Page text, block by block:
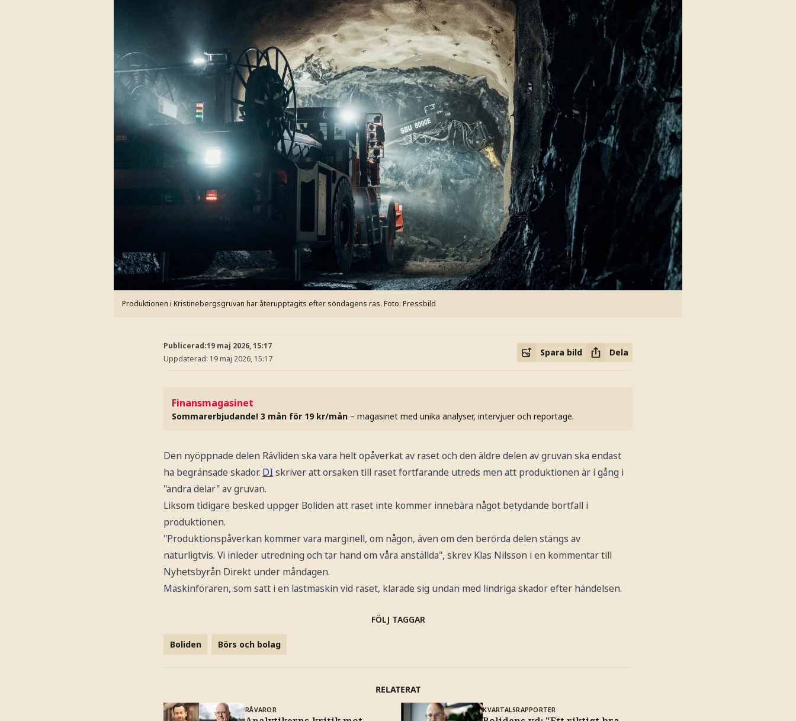
Produktionen i Kristinebergsgruvan har återupptagits efter söndagens ras. Foto: Pressbild
Publicerad:19 maj 2026, 15:17
Uppdaterad: 19 maj 2026, 15:17
Spara bild Dela
Finansmagasinet
Sommarerbjudande! 3 mån för 19 kr/mån – magasinet med unika analyser, intervjuer och reportage.
Den nyöppnade delen Rävliden ska vara helt opåverkat av raset och den äldre delen av gruvan ska endast
ha begränsade skador. DI skriver att orsaken till raset fortfarande utreds men att produktionen är i gång i
"andra delar" av gruvan.
Liksom tidigare besked uppger Boliden att raset inte kommer innebära något betydande bortfall i
produktionen.
"Produktionspåverkan kommer vara marginell, om någon, även om den berörda delen stängs av
naturligtvis. Vi inleder utredning och tar hand om våra anställda", skrev Klas Nilsson i en kommentar till
Nyhetsbyrån Direkt under måndagen.
Maskinföraren, som satt i en lastmaskin vid raset, klarade sig undan med lindriga skador efter händelsen.
FÖLJ TAGGAR
Boliden Börs och bolag
RELATERAT
RÅVAROR KVARTALSRAPPORTER